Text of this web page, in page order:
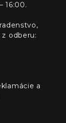
16:00.
odberu:
a